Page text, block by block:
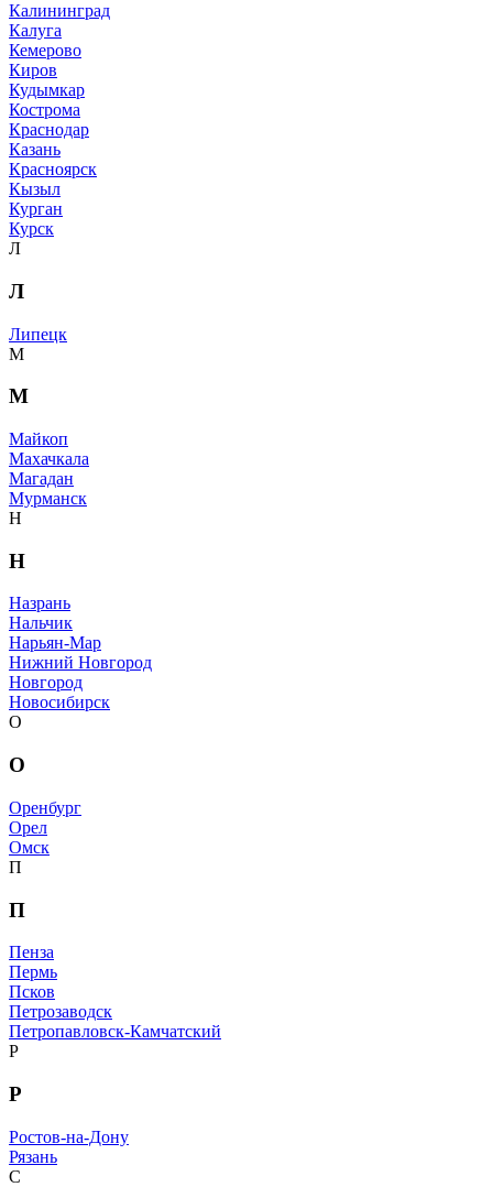
Калининград
Калуга
Кемерово
Киров
Кудымкар
Кострома
Краснодар
Казань
Красноярск
Кызыл
Курган
Курск
Л
Л
Липецк
М
М
Майкоп
Махачкала
Магадан
Мурманск
Н
Н
Назрань
Нальчик
Нарьян-Мар
Нижний Новгород
Новгород
Новосибирск
О
О
Оренбург
Орел
Омск
П
П
Пенза
Пермь
Псков
Петрозаводск
Петропавловск-Камчатский
Р
Р
Ростов-на-Дону
Рязань
С